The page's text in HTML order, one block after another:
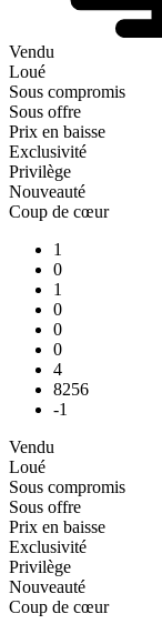
Vendu
Loué
Sous compromis
Sous offre
Prix en baisse
Exclusivité
Privilège
Nouveauté
Coup de cœur
1
0
1
0
0
0
4
8256
-1
Vendu
Loué
Sous compromis
Sous offre
Prix en baisse
Exclusivité
Privilège
Nouveauté
Coup de cœur